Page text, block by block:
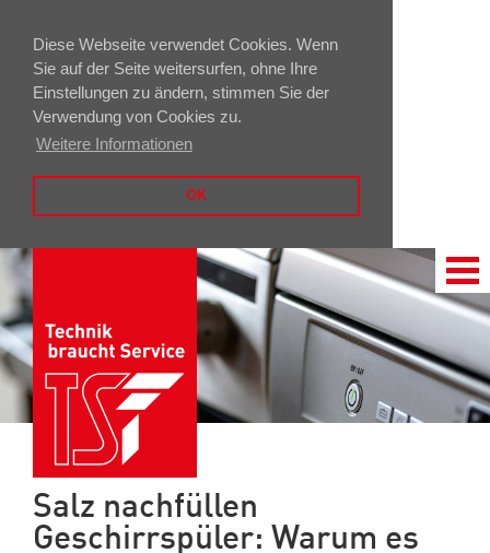
Diese Webseite verwendet Cookies. Wenn
Sie auf der Seite weitersurfen, ohne Ihre
Einstellungen zu ändern, stimmen Sie der
Verwendung von Cookies zu.
Weitere Informationen
OK
Salz nachfüllen
Geschirrspüler: Warum es